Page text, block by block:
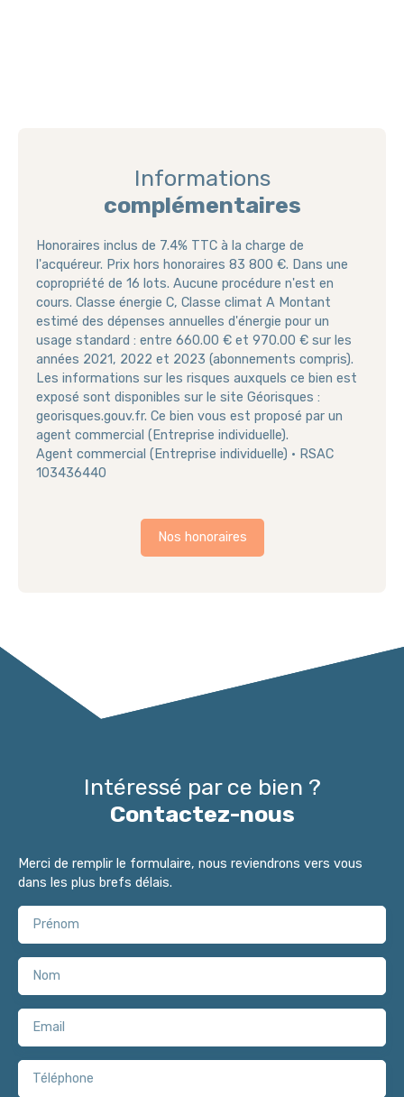
Informations
complémentaires
Honoraires inclus de 7.4% TTC à la charge de
l'acquéreur. Prix hors honoraires 83 800 €. Dans une
copropriété de 16 lots. Aucune procédure n'est en
cours. Classe énergie C, Classe climat A Montant
estimé des dépenses annuelles d'énergie pour un
usage standard : entre 660.00 € et 970.00 € sur les
années 2021, 2022 et 2023 (abonnements compris).
Les informations sur les risques auxquels ce bien est
exposé sont disponibles sur le site Géorisques :
georisques.gouv.fr. Ce bien vous est proposé par un
agent commercial (Entreprise individuelle).
Agent commercial (Entreprise individuelle) • RSAC
103436440
Nos honoraires
Intéressé par ce bien ?
Contactez-nous
Merci de remplir le formulaire, nous reviendrons vers vous
dans les plus brefs délais.
Prénom
Nom
Email
Téléphone